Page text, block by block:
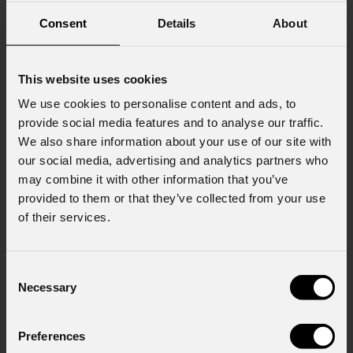
Consent Details About
This website uses cookies
We use cookies to personalise content and ads, to
provide social media features and to analyse our traffic.
We also share information about your use of our site with
our social media, advertising and analytics partners who
may combine it with other information that you’ve
provided to them or that they’ve collected from your use
of their services.
Selection
Necessary
Preferences
Consenso al marketing
Acconsento al trattamento dei dati per
marketing.
Consenso al trattamento dei dati
personali
Ho letto l'informativa ai sensi dell'art. 13 del
GDPR; acconsento al trattamento ai sensi
dell'art. 6 del GDPR (Privacy Policy).*
News